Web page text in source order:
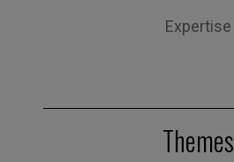
Expertise
Themes